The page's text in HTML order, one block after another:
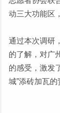
动三大功能区
通过本次调研
的了解，对广
的感受，激发
城”添砖加瓦的